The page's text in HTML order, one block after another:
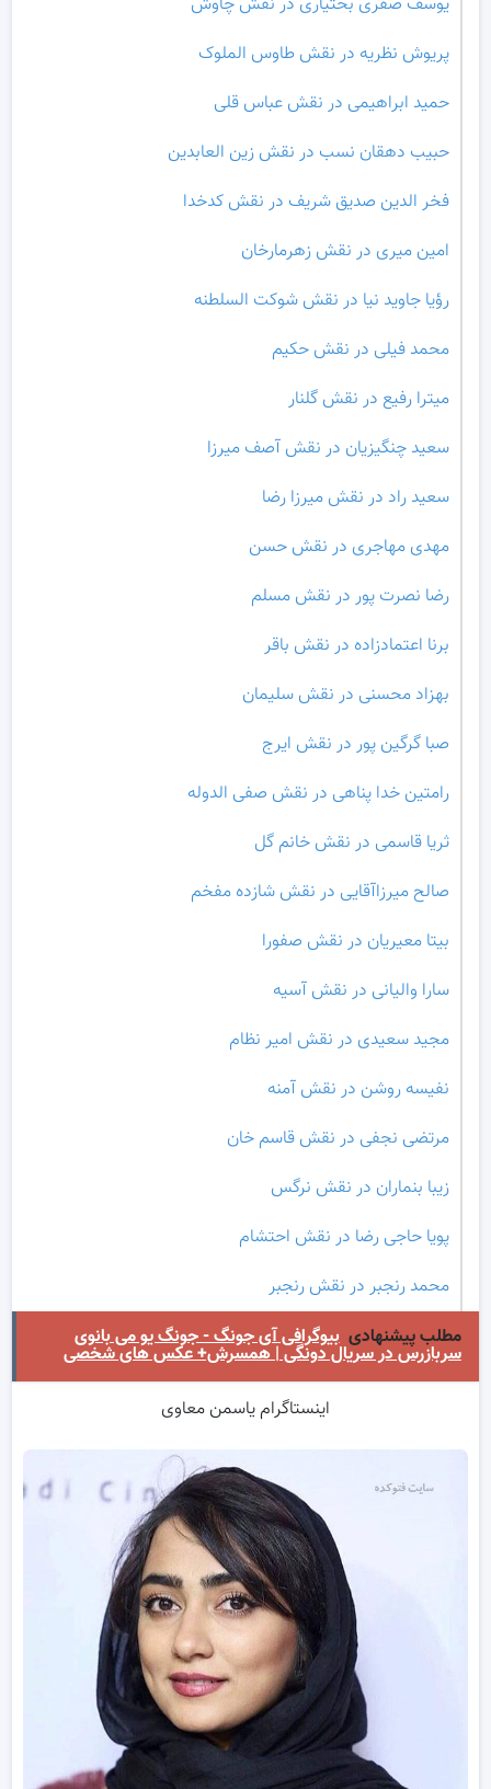
پریوش نظریه در نقش طاوس الملوک
حمید ابراهیمی در نقش عباس قلی
حبیب دهقان نسب در نقش زین العابدین
فخر الدین صدیق شریف در نقش کدخدا
امین میری در نقش زهرمارخان
رؤیا جاوید نیا در نقش شوکت السلطنه
محمد فیلی در نقش حکیم
میترا رفیع در نقش گلنار
سعید چنگیزیان در نقش آصف میرزا
سعید راد در نقش میرزا رضا
مهدی مهاجری در نقش حسن
رضا نصرت پور در نقش مسلم
برنا اعتمادزاده در نقش باقر
بهزاد محسنی در نقش سلیمان
صبا گرگین پور در نقش ایرج
رامتین خدا پناهی در نقش صفی الدوله
ثریا قاسمی در نقش خانم گل
صالح میرزاآقایی در نقش شازده مفخم
بیتا معیریان در نقش صفورا
سارا والیانی در نقش آسیه
مجید سعیدی در نقش امیر نظام
نفیسه روشن در نقش آمنه
مرتضی نجفی در نقش قاسم خان
زیبا بنماران در نقش نرگس
پویا حاجی رضا در نقش احتشام
محمد رنجبر در نقش رنجبر
مطلب پیشنهادی بیوگرافی آی جونگ - جونگ یو می بانوی
سربازرس در سریال دونگی | همسرش+ عکس های شخصی
اینستاگرام یاسمن معاوی